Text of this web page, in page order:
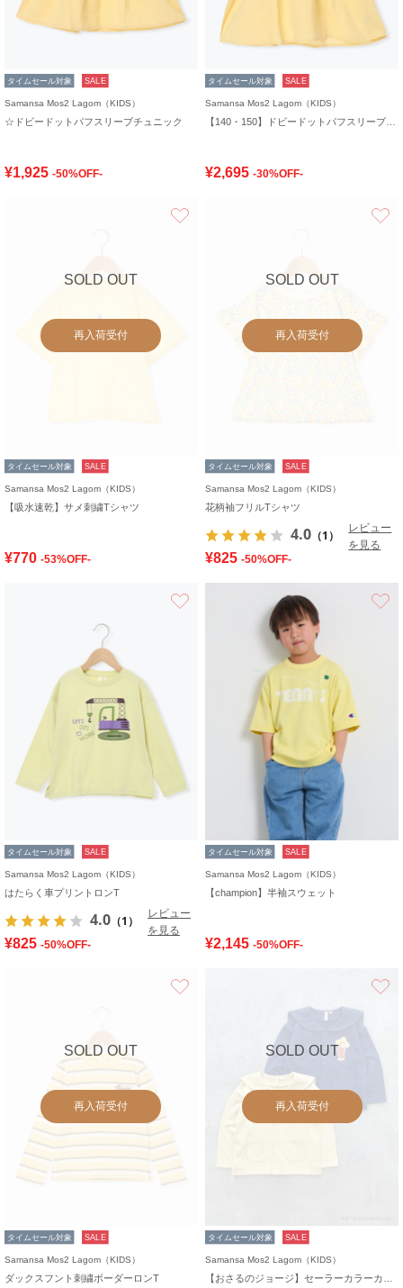
タイムセール対象 SALE
Samansa Mos2 Lagom（KIDS）
☆ドビードットパフスリーブチュニック
¥1,925 -50%OFF-
タイムセール対象 SALE
Samansa Mos2 Lagom（KIDS）
¥2,695 -30%OFF-
SOLD OUT
再入荷受付
タイムセール対象 SALE
Samansa Mos2 Lagom（KIDS）
【吸水速乾】サメ刺繍Tシャツ
¥770 -53%OFF-
SOLD OUT
再入荷受付
タイムセール対象 SALE
Samansa Mos2 Lagom（KIDS）
花柄袖フリルTシャツ
4.0 （1）
レビュー
を見る
¥825 -50%OFF-
タイムセール対象 SALE
Samansa Mos2 Lagom（KIDS）
はたらく車プリントロンT
4.0 （1）
レビュー
を見る
¥825 -50%OFF-
タイムセール対象 SALE
Samansa Mos2 Lagom（KIDS）
【champion】半袖スウェット
¥2,145 -50%OFF-
SOLD OUT
再入荷受付
タイムセール対象 SALE
Samansa Mos2 Lagom（KIDS）
ダックスフント刺繍ボーダーロンT
SOLD OUT
再入荷受付
タイムセール対象 SALE
Samansa Mos2 Lagom（KIDS）